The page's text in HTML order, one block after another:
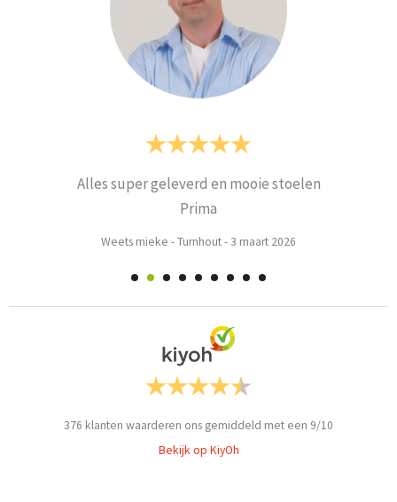
Alles super geleverd en mooie stoelen
Prima
Weets mieke -Turnhout- 3 maart 2026
376 klanten waarderen ons gemiddeld met een 9/10
Bekijk op KiyOh